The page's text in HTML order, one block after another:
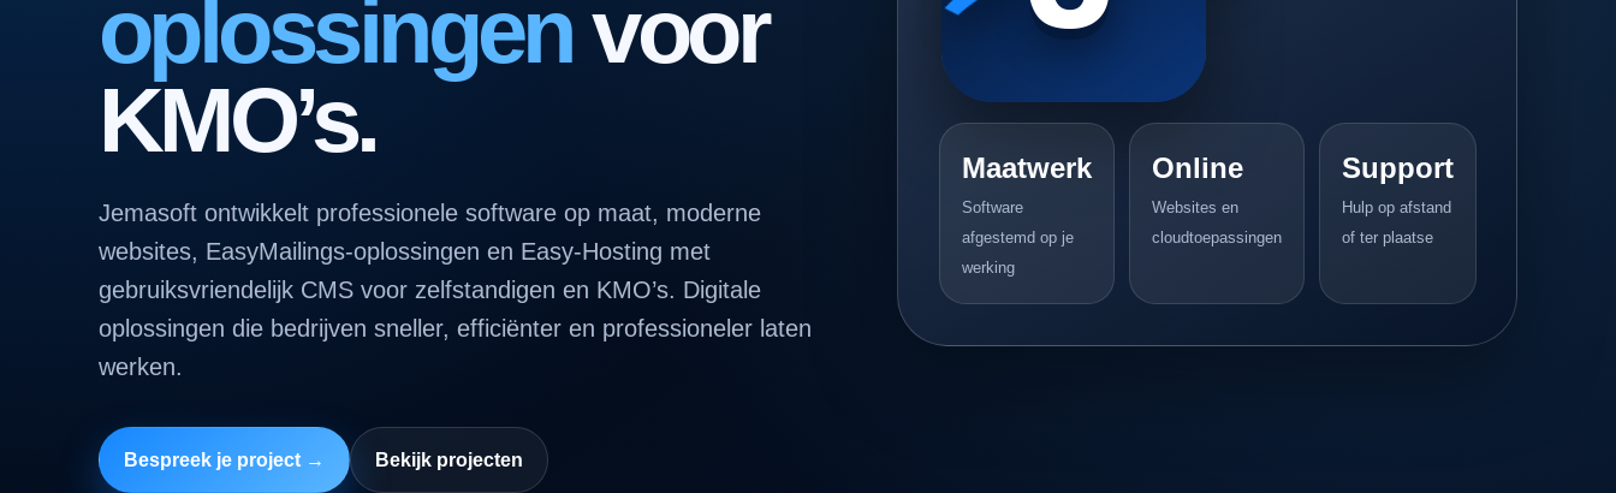
oplossingenvoor
KMO’s.
Jemasoft ontwikkelt professionele software op maat, moderne
websites, EasyMailings-oplossingen en Easy-Hosting met
gebruiksvriendelijk CMS voor zelfstandigen en KMO’s. Digitale
oplossingen die bedrijven sneller, efficiënter en professioneler laten
werken.
Bespreek je project → Bekijk projecten
Maatwerk
Software
afgestemd op je
werking
Online
Websites en
cloudtoepassingen
Support
Hulp op afstand
of ter plaatse